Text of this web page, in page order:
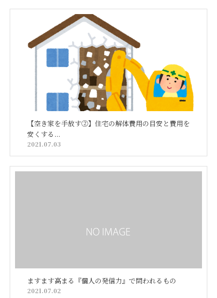
【空き家を手放す②】住宅の解体費用の目安と費用を
安くする...
2021.07.03
ますます高まる『個人の発信力』で問われるもの
2021.07.02